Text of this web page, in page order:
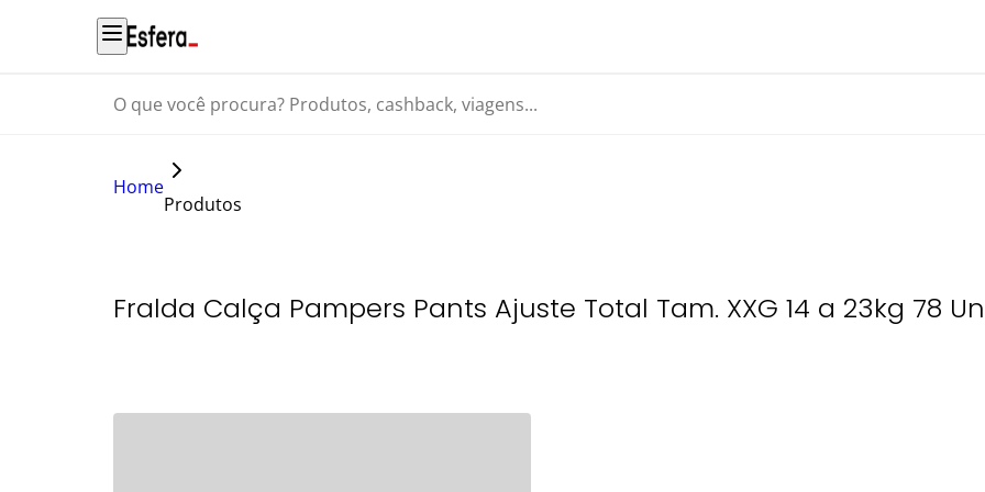
O que você procura? Produtos, cashback, viagens...
Home
Produtos
Fralda Calça Pampers Pants Ajuste Total Tam. XXG 14 a 23kg 78